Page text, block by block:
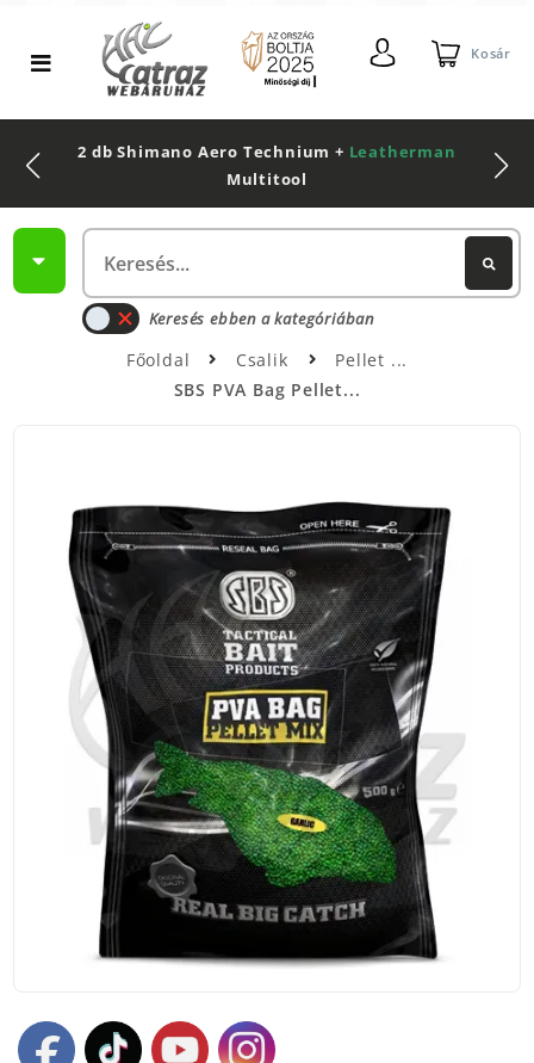
Kosár
2 db Shimano Aero Technium + Leatherman
Multitool
Keresés ebben a kategóriában
Főoldal Csalik
Pellet
SBS PVA Bag Pellet...